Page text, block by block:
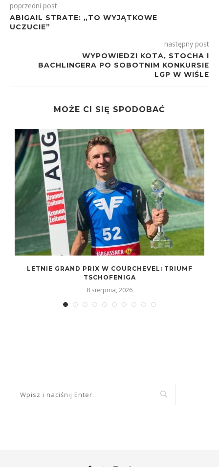
poprzedni post
ABIGAIL STRATE: „TO WYJĄTKOWE
UCZUCIE”
następny post
WYPOWIEDZI KOTA, STOCHA I
BACHLINGERA PO SOBOTNIM KONKURSIE
LGP W WIŚLE
MOŻE CI SIĘ SPODOBAĆ
LETNIE GRAND PRIX W COURCHEVEL: TRIUMF
TSCHOFENIGA
8 sierpnia, 2026